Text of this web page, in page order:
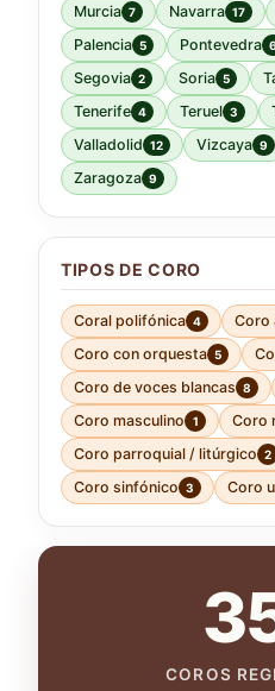
Murcia 7 Navarra 17
Palencia 5 Pontevedra 6
Segovia 2 Soria 5
Tenerife 4 Teruel 3
Valladolid 12 Vizcaya 9
Zaragoza 9
TIPOS DE CORO
Coral polifónica 4 Coro
Coro con orquesta 5
Coro de voces blancas 8
Coro masculino 1 Coro
Coro parroquial / litúrgico 2
Coro sinfónico 3 Coro
COROS